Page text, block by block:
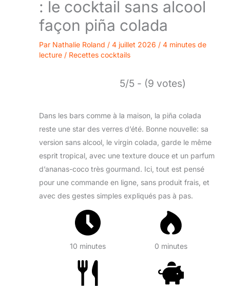
: le cocktail sans alcool
façon piña colada
Par Nathalie Roland / 4 juillet 2026 / 4 minutes de
lecture / Recettes cocktails
5/5 - (9 votes)
Dans les bars comme à la maison, la piña colada
reste une star des verres d’été. Bonne nouvelle: sa
version sans alcool, le virgin colada, garde le même
esprit tropical, avec une texture douce et un parfum
d’ananas-coco très gourmand. Ici, tout est pensé
pour une commande en ligne, sans produit frais, et
avec des gestes simples expliqués pas à pas.
10 minutes 0 minutes